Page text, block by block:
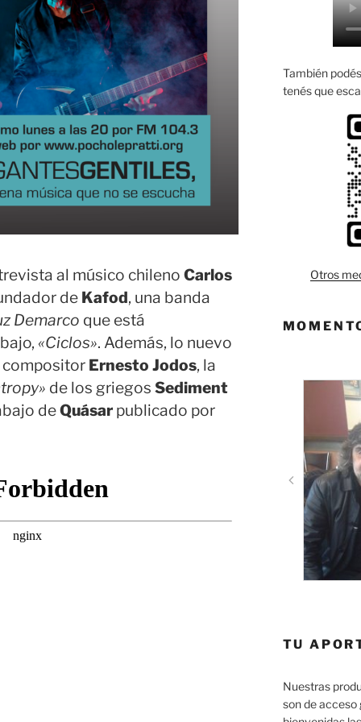
al músico chileno Carlos
de Kafod, una banda
Demarco que está
«Ciclos». Además, lo nuevo
compositor Ernesto Jodos, la
de los griegos Sediment
deQuásar publicado por
También
tenés que
Otros
TU
Nuestras
son de acceso